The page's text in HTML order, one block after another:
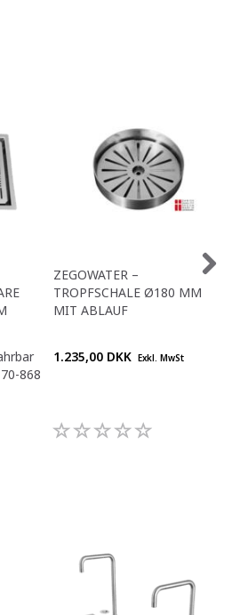
868
ZEGOWATER –
TROPFSCHALE Ø180 MM
MIT ABLAUF
1.235,00 DKK Exkl. MwSt